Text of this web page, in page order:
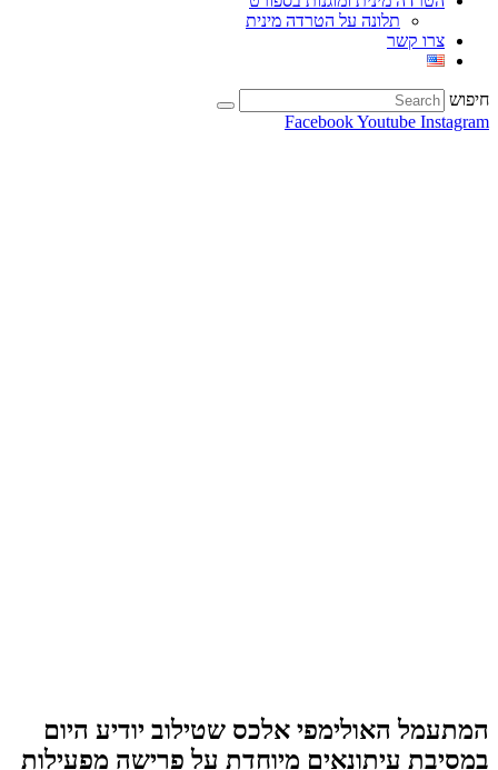
תלונה על הטרדה מינית
צרו קשר
חיפוש
FacebookYoutube Instagram
המתעמל האולימפי אלכס שטילוב יודיע היום
במסיבת עיתונאים מיוחדת על פרישה מפעילות